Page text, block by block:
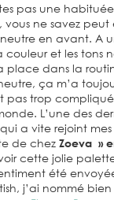
pas une
vous ne savez
en avant. A
et les tons
place dans la
ça m’a
pas trop
L’une des
a vite rejoint mes
de chez Zoeva »
cette jolie
été
j’ai nommé